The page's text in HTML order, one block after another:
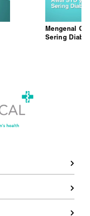
Mengenal
Sering